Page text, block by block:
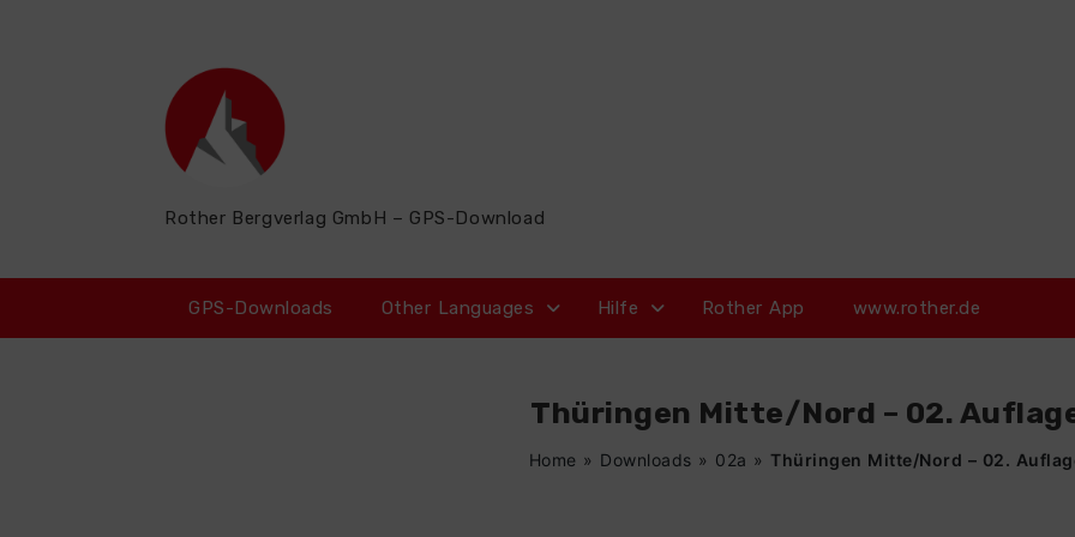
Rother Bergverlag GmbH – GPS-Download
GPS-Downloads Other Languages Hilfe Rother App www.rother.de
Thüringen Mitte/Nord – 02.
Home » Downloads » 02a »Thüringen Mitte/Nord – 02.